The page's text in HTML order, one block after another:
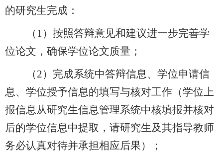
的研究生完成：
（ 1）按照答辩意见和建议进一步完善学
位论文，确保学位论文质量；
（2）完成系统中答辩信息、学位申请信
息、学位授予信息的填写与核对工作（学位上
报信息从研究生信息管理系统中核填报并核对
后的学位信息中提取，请研究生及其指导教师
务必认真对待并承担相应后果）；